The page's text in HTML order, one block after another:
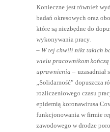
Konieczne jest również
badań okresowych oraz
które są niezbędne do
wykonywania pracy.
– W tej chwili nikt takich
wielu pracownikom kończą
uprawnienia – uzasadniał
„Solidarność” dopuszcza
rozliczeniowego czasu
epidemią koronawirusa
funkcjonowania w firmie
zawodowego w drodze